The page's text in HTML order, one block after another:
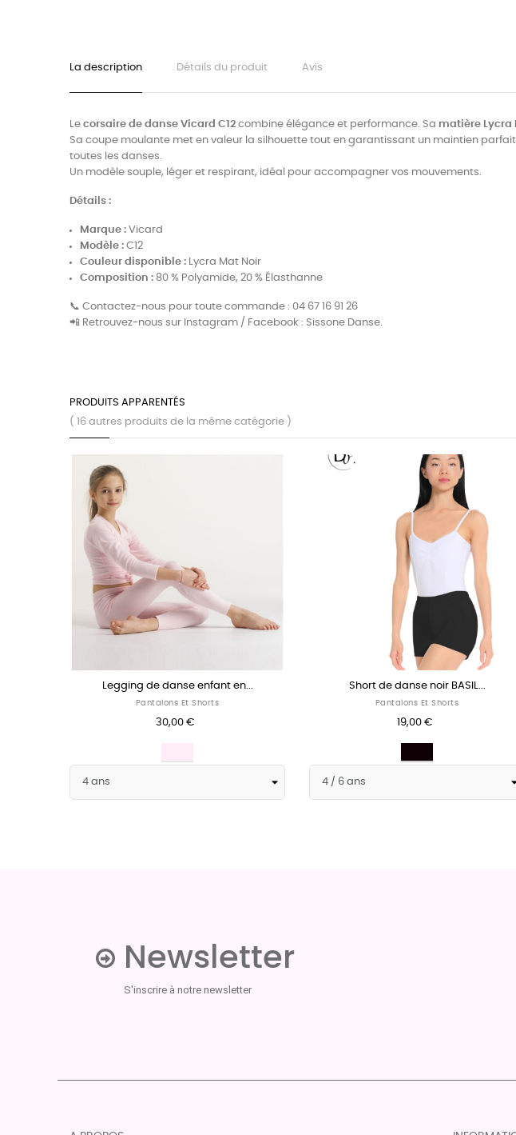
La description Détails du produit Avis
Le corsaire de danse Vicard C12 combine élégance et performance. Sa matière Lycra
Sa coupe moulante met en valeur la silhouette tout en garantissant un maintien
toutes les danses.
Un modèle souple, léger et respirant, idéal pour accompagner vos mouvements.
Détails :
Marque : Vicard
Modèle : C12
Couleur disponible : Lycra Mat Noir
Composition : 80 % Polyamide, 20 % Élasthanne
📞 Contactez-nous pour toute commande : 04 67 16 91 26
📲 Retrouvez-nous sur Instagram / Facebook : Sissone Danse.
PRODUITS APPARENTÉS
( 16 autres produits de la même catégorie )
Short de danse GIPSY Wear...
Shorts
Short de danse Nude...
Sous-Vêtement
Newsletter
S'inscrire à notre newsletter